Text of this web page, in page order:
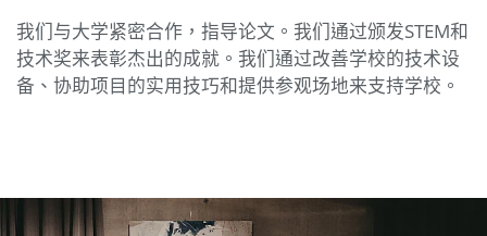
我们与大学紧密合作，指导论文。我们通过颁发STEM和
技术奖来表彰杰出的成就。我们通过改善学校的技术设
备、协助项目的实用技巧和提供参观场地来支持学校。